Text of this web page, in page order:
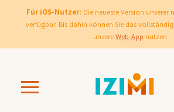
Für iOS-Nutzer: Die neueste Version
verfügbar. Bis dahin können Sie das
unsereWeb-App nutzen.